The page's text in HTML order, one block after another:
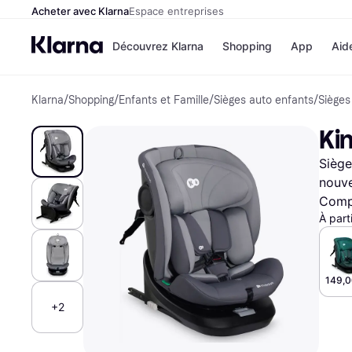
Acheter avec KlarnaEspace entreprises
Découvrez Klarna
Options de
Payer maintenant
Paiement en 3 fois
Paiement à 30 jours
Klarna sur Apple Pay
Shopping
Magasins
Airbnb
Temu
JD
Voir tous
App
Klarna/Shopping/Enfants et Famille/Sièges auto enfants/
+2
À